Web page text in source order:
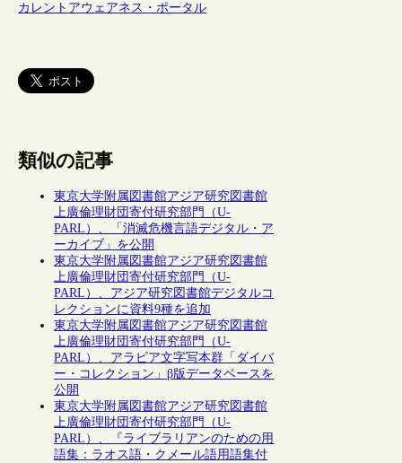
カレントアウェアネス・ポータル
類似の記事
東京大学附属図書館アジア研究図書館
上廣倫理財団寄付研究部門（U-
PARL）、「消滅危機言語デジタル・ア
ーカイブ」を公開
東京大学附属図書館アジア研究図書館
上廣倫理財団寄付研究部門（U-
PARL）、アジア研究図書館デジタルコ
レクションに資料9種を追加
東京大学附属図書館アジア研究図書館
上廣倫理財団寄付研究部門（U-
PARL）、アラビア文字写本群「ダイバ
ー・コレクション」β版データベースを
公開
東京大学附属図書館アジア研究図書館
上廣倫理財団寄付研究部門（U-
PARL）、『ライブラリアンのための用
語集：ラオス語・クメール語用語集付